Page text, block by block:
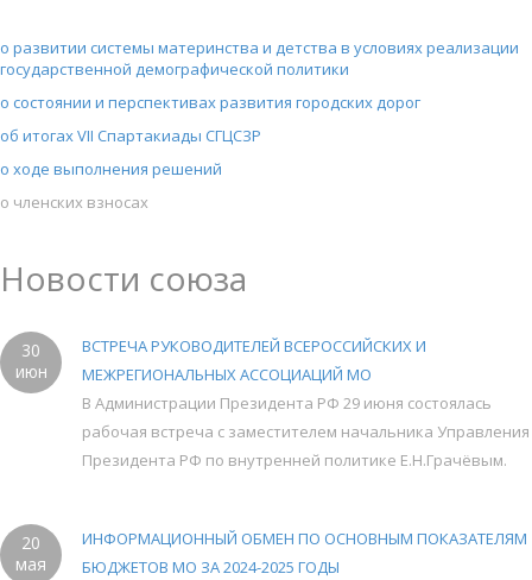
о развитии системы материнства и детства в условиях реализации
государственной демографической политики
о состоянии и перспективах развития городских дорог
об итогах VII Спартакиады СГЦСЗР
о ходе выполнения решений
о членских взносах
Новости союза
30
июн
ВСТРЕЧА РУКОВОДИТЕЛЕЙ ВСЕРОССИЙСКИХ И
МЕЖРЕГИОНАЛЬНЫХ АССОЦИАЦИЙ МО
В Администрации Президента РФ 29 июня состоялась
рабочая встреча с заместителем начальника Управления
Президента РФ по внутренней политике Е.Н.Грачёвым.
20
мая
ИНФОРМАЦИОННЫЙ ОБМЕН ПО ОСНОВНЫМ ПОКАЗАТЕЛЯМ
БЮДЖЕТОВ МО ЗА 2024-2025 ГОДЫ